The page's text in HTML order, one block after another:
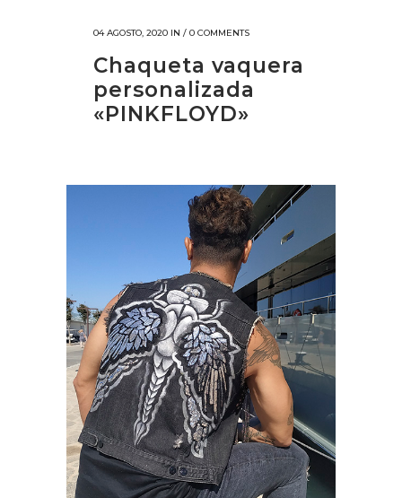
04 AGOSTO, 2020 IN / 0 COMMENTS
Chaqueta vaquera
personalizada
«PINKFLOYD»